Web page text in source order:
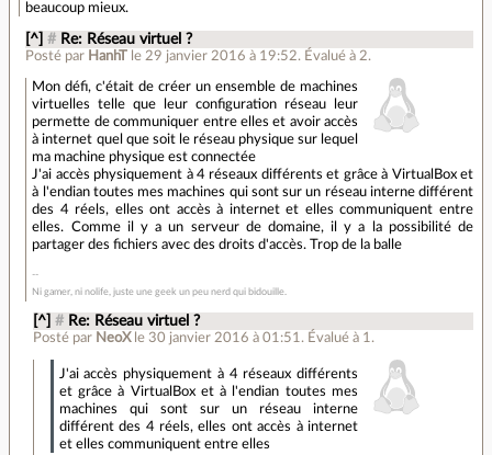
beaucoup mieux.
[^] # Re: Réseau virtuel ?
Posté par HanhT le 29 janvier 2016 à 19:52. Évalué à 2.
Mon défi, c'était de créer un ensemble de machines
virtuelles telle que leur configuration réseau leur
permette de communiquer entre elles et avoir accès
à internet quel que soit le réseau physique sur lequel
ma machine physique est connectée
J'ai accès physiquement à 4 réseaux différents et grâce à VirtualBox et
à l'endian toutes mes machines qui sont sur un réseau interne différent
des 4 réels, elles ont accès à internet et elles communiquent entre
elles. Comme il y a un serveur de domaine, il y a la possibilité de
partager des fichiers avec des droits d'accès. Trop de la balle
Ni gamer, ni nolife, juste une geek un peu nerd qui bidouille.
[^] # Re: Réseau virtuel ?
Posté par NeoX le 30 janvier 2016 à 01:51.Évalué à 1.
J'ai accès physiquement à 4 réseaux différents
et grâce à VirtualBox et à l'endian toutes mes
machines qui sont sur un réseau interne
différent des 4 réels, elles ont accès à internet
et elles communiquent entre elles